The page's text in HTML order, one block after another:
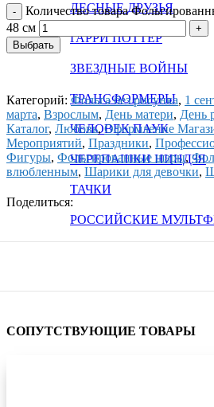
ЛЕСНЫЕ ДРУЗЬЯ
ГАРРИ ПОТТЕР
ЗВЕЗДНЫЕ ВОЙНЫ
ТРАНСФОРМЕРЫ
ЧЕЛОВЕК ПАУК
ЧЕРЕПАШКИ НИНДЗЯ
ТАЧКИ
РОССИЙСКИЕ
Количество товара
48 см
Выбрать
Категорий: Фольга без рисунка, 1
марта, Взрослым, День матери, День
Каталог, Любовь, Оформление
Мероприятий, Праздники,
Фигуры, Фольгированные шары,
влюбленным, Шарики для девочки,
Поделиться:
СОПУТСТВУЮЩИЕ ТОВАРЫ